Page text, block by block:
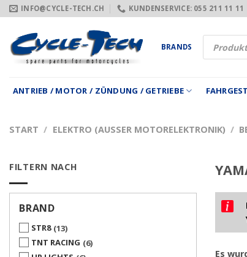
Zum
Inhalt
springen
INFO@CYCLE-TECH.CH KUNDENSERVICE: 055 211 11 11
BRANDS
search
ANTRIEB / MOTOR / ZÜNDUNG / GETRIEBE
START / ELEKTRO (AUSSER MOTORELEKTRONIK) /
FILTERN NACH
BRAND
STR8 13
TNT RACING
6
Es